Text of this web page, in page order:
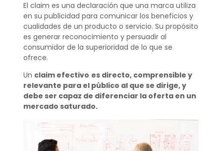
El claim es una declaración que una marca utiliza
en su publicidad para comunicar los beneficios y
cualidades de un producto o servicio. Su propósito
es generar reconocimiento y persuadir al
consumidor de la superioridad de lo que se
ofrece.
Un claim efectivo es directo, comprensible y
relevante para el público al que se dirige, y
debe ser capaz de diferenciar la oferta en un
mercado saturado.